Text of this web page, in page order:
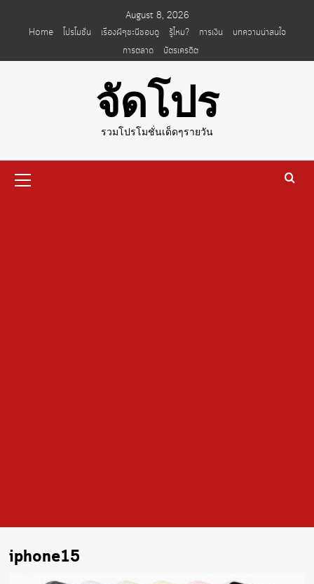
August 8, 2026
Home
โปรโมชั่น เรื่องผีๆชะนีชอบดู รู้ไหม? การเงิน
บทความน่าสนใจ
การตลาด
บัตรเครดิต
จัดโปร
รวมโปรโมชั่นเด็ดๆรายวัน
Menu
iphone15